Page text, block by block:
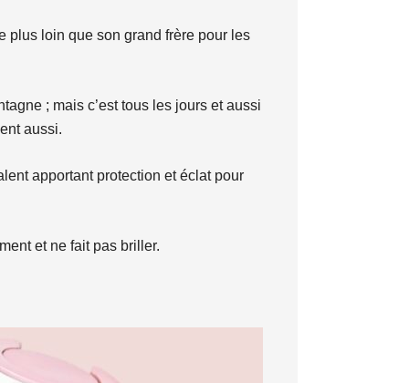
plus loin que son grand frère pour les
; mais c’est tous les jours et aussi
aussi.
apportant protection et éclat pour
et ne fait pas briller.